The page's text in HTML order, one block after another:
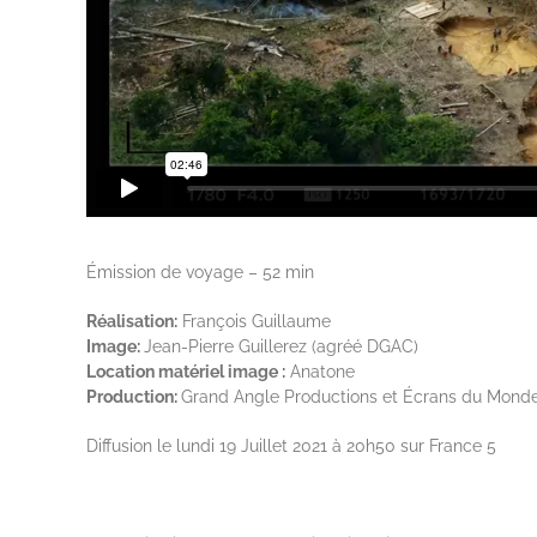
Émission de voyage – 52 min
Réalisation: François Guillaume
Image:Jean-Pierre Guillerez (agréé DGAC)
Location matériel image : Anatone
Production:Grand Angle Productions et Écrans du
Diffusion le lundi 19 Juillet 2021 à 20h50 sur France 5